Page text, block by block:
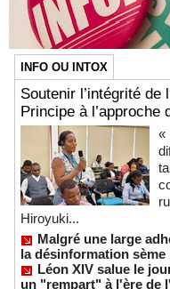
INFO OU INTOX
Soutenir l’intégrité de
Principe à l’approche
«
Hiroyuki...
Malgré une large
la désinformation sème
Léon XIV salue le
un "rempart" à l'ère de